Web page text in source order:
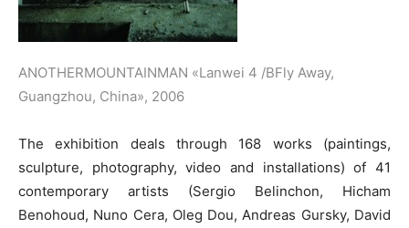
ANOTHERMOUNTAINMAN «Lanwei 4 /BFly Away,
Guangzhou, China», 2006
The exhibition deals through 168 works (paintings,
sculpture, photography, video and installations) of 41
contemporary artists (Sergio Belinchon, Hicham
Benohoud, Nuno Cera, Oleg Dou, Andreas Gursky, David